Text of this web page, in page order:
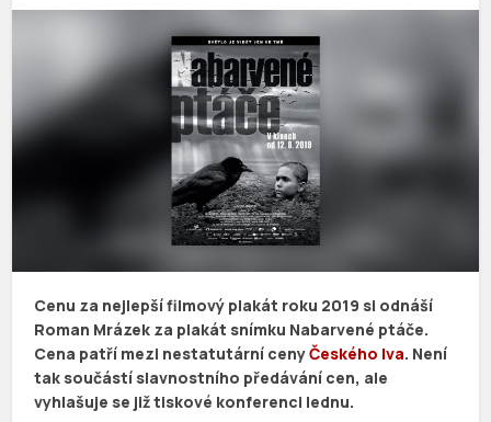
Cenu za nejlepší filmový plakát roku 2019 si odnáší
Roman Mrázek za plakát snímku Nabarvené ptáče.
Cena patří mezi nestatutární cenyČeského lva. Není
tak součástí slavnostního předávání cen, ale
vyhlašuje se již tiskové konferenci lednu.